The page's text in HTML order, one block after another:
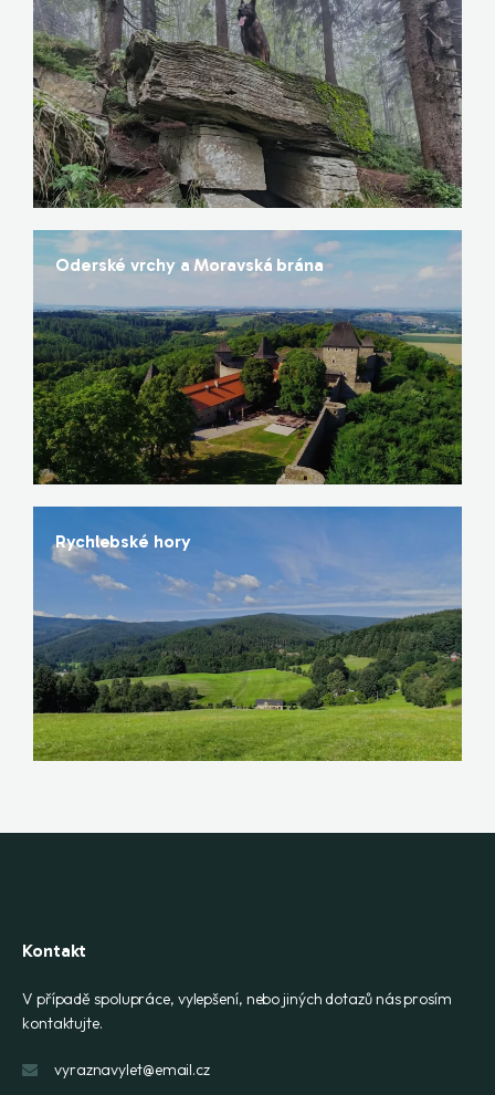
Oderské vrchy a Moravská brána
Rychlebské hory
Kontakt
V případě spolupráce, vylepšení, nebo jiných dotazů nás prosím
kontaktujte.
vyraznavylet@email.cz